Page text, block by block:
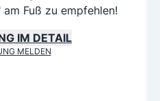
Fuß zu empfehlen!
IM DETAIL
MELDEN